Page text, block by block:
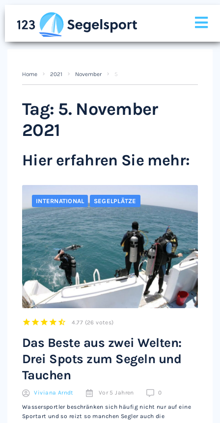
Home 2021 November 5
Tag: 5. November
2021
Hier erfahren Sie mehr:
INTERNATIONAL SEGELPLÄTZE
4.77 (26 votes)
Das Beste aus zwei Welten:
Drei Spots zum Segeln und
Tauchen
Viviana Arndt Vor 5 Jahren 0
Wassersportler beschränken sich häufig nicht nur auf eine
Sportart und so reizt so manchen Segler auch die